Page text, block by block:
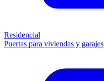
Residencial
Puertas para viviendas y garajes